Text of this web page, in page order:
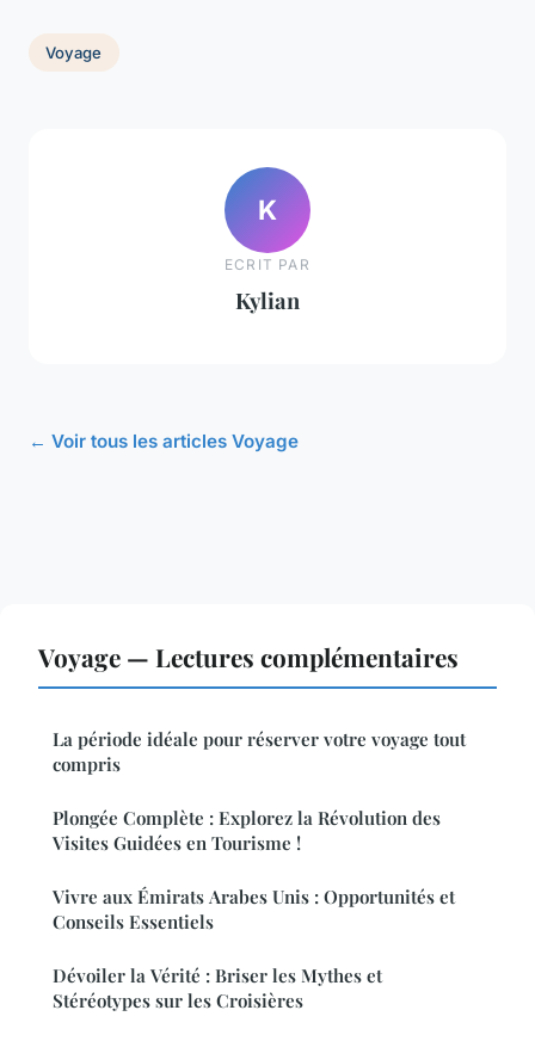
Voyage
K
ECRIT PAR
Kylian
← Voir tous les articles Voyage
Voyage — Lectures complémentaires
La période idéale pour réserver votre voyage tout
compris
Plongée Complète : Explorez la Révolution des
Visites Guidées en Tourisme !
Vivre aux Émirats Arabes Unis : Opportunités et
Conseils Essentiels
Dévoiler la Vérité : Briser les Mythes et
Stéréotypes sur les Croisières